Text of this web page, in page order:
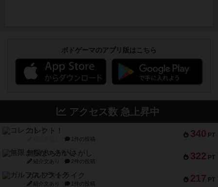
ボドゲーマのアプリ版はこちら
アクセス数 急上昇中
340 PT
コレクト！
1件の投稿
322 PT
無限まちがいさがし
紹介文あり 2件の投稿
217 PT
ガルフストライク
紹介文あり 1件の投稿